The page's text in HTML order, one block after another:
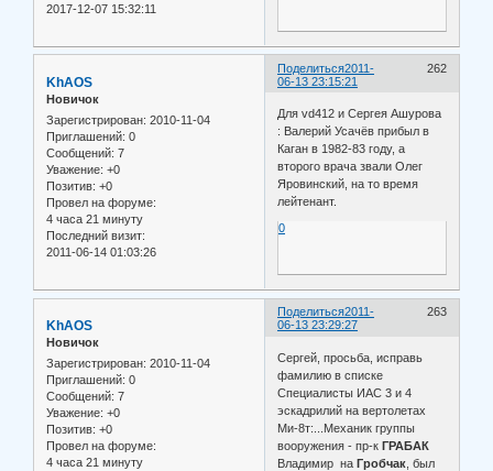
2017-12-07 15:32:11
Поделиться 262
2011-
06-13 23:15:21
KhAOS
Новичок
Зарегистрирован: 2010-11-04
Приглашений: 0
Сообщений: 7
Уважение: +0
Позитив: +0
Провел на форуме:
4 часа 21 минуту
Последний визит:
2011-06-14 01:03:26
Для vd412 и Сергея Ашурова
: Валерий Усачёв прибыл в
Каган в 1982-83 году, а
второго врача звали Олег
Яровинский, на то время
лейтенант.
0
Поделиться 263
2011-
06-13 23:29:27
KhAOS
Новичок
Зарегистрирован: 2010-11-04
Приглашений: 0
Сообщений: 7
Уважение: +0
Позитив: +0
Провел на форуме:
4 часа 21 минуту
Сергей, просьба, исправь
фамилию в списке
Специалисты ИАС 3 и 4
эскадрилий на вертолетах
Ми-8т:...Механик группы
вооружения - пр-кГРАБАК
Владимир наГробчак , был